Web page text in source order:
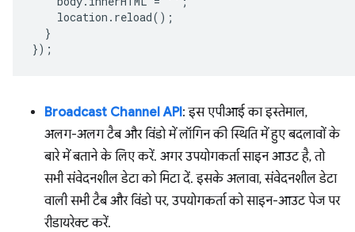
location . reload();
}
});
Broadcast Channel API: इस एपीआई का इस्तेमाल,
अलग-अलग टैब और विंडो में लॉगिन की स्थिति में हुए बदलावों के
बारे में बताने के लिए करें. अगर उपयोगकर्ता साइन आउट है, तो
सभी संवेदनशील डेटा को मिटा दें. इसके अलावा, संवेदनशील डेटा
वाली सभी टैब और विंडो पर, उपयोगकर्ता को साइन-आउट पेज पर
रीडायरेक्ट करें.